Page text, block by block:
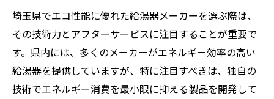
給湯器の寿命を延ばすためのアフターサー
ビス
アフターサービスが長期的信頼を築く要因
埼玉県内のアフターサービス事例とその評
価
埼玉県でエコ性能に優れた給湯器メーカーを選ぶ際は、
その技術力とアフターサービスに注目することが重要で
す。県内には、多くのメーカーがエネルギー効率の高い
給湯器を提供していますが、特に注目すべきは、独自の
技術でエネルギー消費を最小限に抑える製品を開発して